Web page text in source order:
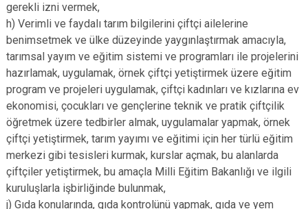
gerekli izni vermek,
h) Verimli ve faydalı tarım bilgilerini çiftçi ailelerine
benimsetmek ve ülke düzeyinde yaygınlaştırmak amacıyla,
tarımsal yayım ve eğitim sistemi ve programları ile projelerini
hazırlamak, uygulamak, örnek çiftçi yetiştirmek üzere eğitim
program ve projeleri uygulamak, çiftçi kadınları ve kızlarına ev
ekonomisi, çocukları ve gençlerine teknik ve pratik çiftçilik
öğretmek üzere tedbirler almak, uygulamalar yapmak, örnek
çiftçi yetiştirmek, tarım yayımı ve eğitimi için her türlü eğitim
merkezi gibi tesisleri kurmak, kurslar açmak, bu alanlarda
çiftçiler yetiştirmek, bu amaçla Milli Eğitim Bakanlığı ve ilgili
kuruluşlarla işbirliğinde bulunmak,
j) Gıda konularında, gıda kontrolünü yapmak, gıda ve yem